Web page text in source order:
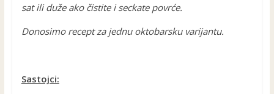
sat ili duže ako čistite i seckate povrće.
Donosimo recept za jednu oktobarsku varijantu.
Sastojci: